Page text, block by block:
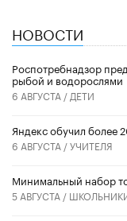
НОВОСТИ
Роспотребнадзор
рыбой и водорослями
6 АВГУСТА / ДЕТИ
​Яндекс обучил более
6 АВГУСТА /УЧИТЕЛЯ
Минимальный набор
5 АВГУСТА /